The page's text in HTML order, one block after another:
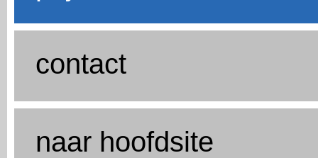
contact
naar hoofdsite